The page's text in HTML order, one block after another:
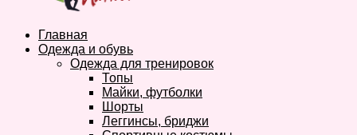
Главная
Одежда и обувь
Одежда для тренировок
Топы
Майки, футболки
Шорты
Леггинсы, бриджи